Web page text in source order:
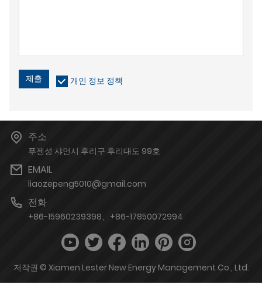
제출 개인 정보 정책
주소
푸젠성 샤먼시 후리구 후리대도 99호
EMAIL
liaozepeng5010@gmail.com
전화
+86-15960239398、+86-17850072994
저작권 © Xiamen Lester New Energy Management Co., Ltd.